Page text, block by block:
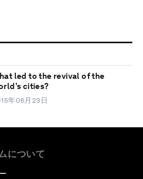
led to the revival of the
cities?
年06月23日
について